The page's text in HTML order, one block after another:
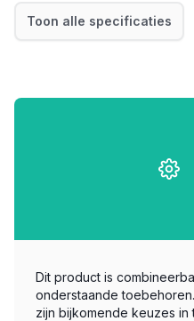
Toon alle specificaties
Dit product is
onderstaande
zijn bijkomende keuzes